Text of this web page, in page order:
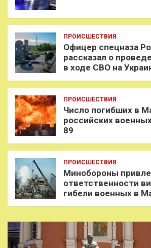
ПРОИСШЕСТВИЯ
Офицер спецназа
рассказал о
в ходе СВО на
ПРОИСШЕСТВИЯ
Число погибших в
российских
89
ПРОИСШЕСТВИЯ
Минобороны
ответственности
гибели военных в